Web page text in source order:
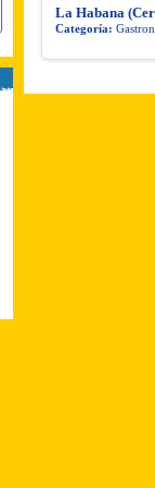
La Habana
Categoría: